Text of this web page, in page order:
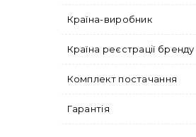
Країна-виробник
Країна реєстрації бренду
Комплект постачання
Гарантія